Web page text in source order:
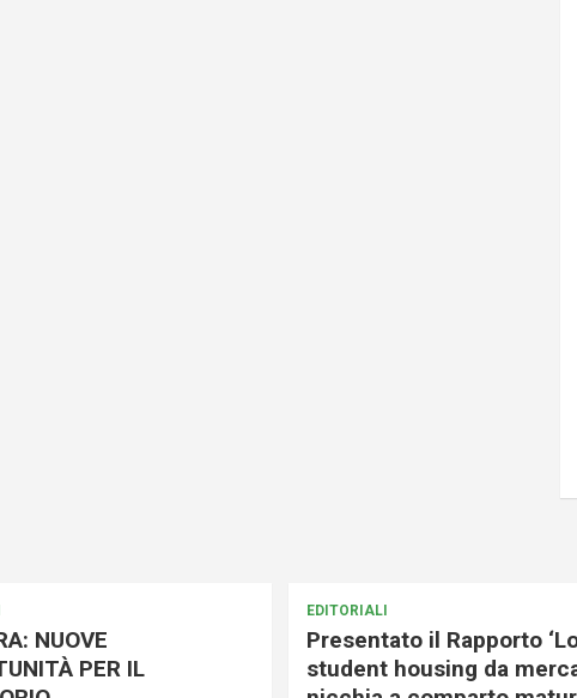
NUOVE
PER IL
EDITORIALI
Presentato il Rapporto
student housing da